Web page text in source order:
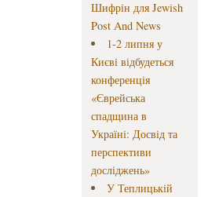
Шифрін для Jewish
Post And News
1-2 липня у
Києві відбудеться
конференція
«Єврейська
спадщина в
Україні: Досвід та
перспективи
досліджень»
У Теплицькій